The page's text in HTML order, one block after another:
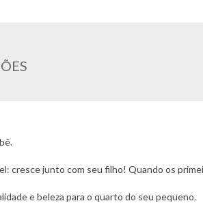
cresce junto com seu filho! Quando os
e beleza para o quarto do seu pequeno.